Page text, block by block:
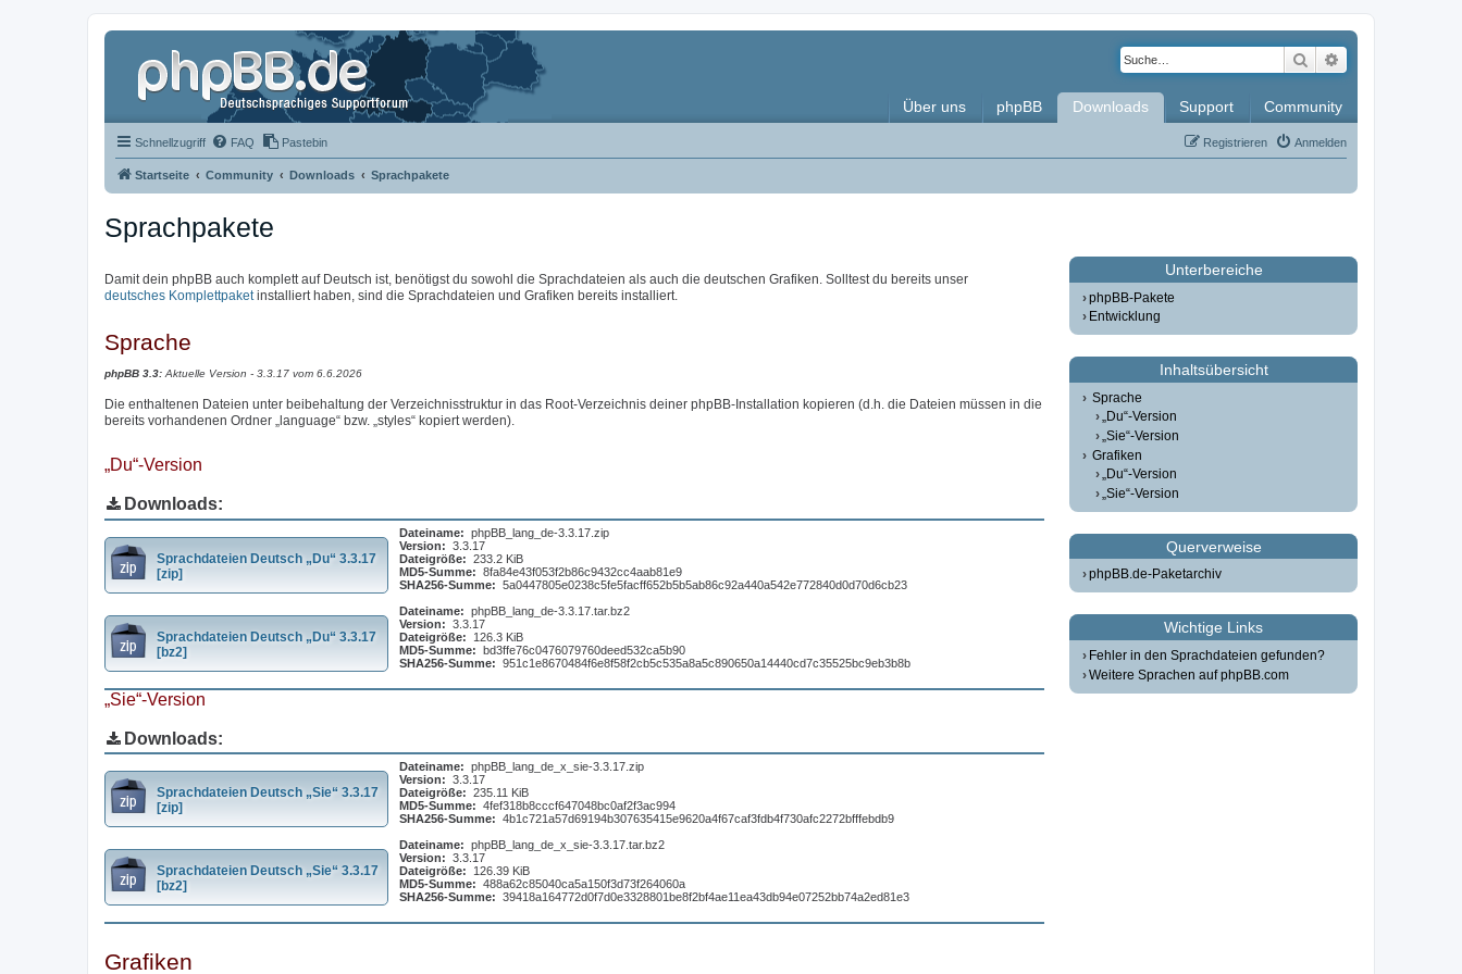
Suche
Über uns phpBB Downloads Support Community
Schnellzugriff FAQ Pastebin Anmelden
Registrieren
Startseite Community Downloads Sprachpakete
Sprachpakete
Damit dein phpBB auch komplett auf Deutsch ist, benötigst du sowohl die Sprachdateien als auch die deutschen Grafiken. Solltest du bereits unser
deutsches Komplettpaketinstalliert haben, sind die Sprachdateien und Grafiken bereits installiert.
Sprache
phpBB 3.3:Aktuelle Version - 3.3.17 vom 6.6.2026
Die enthaltenen Dateien unter beibehaltung der Verzeichnisstruktur in das Root-Verzeichnis deiner phpBB-Installation kopieren (d.h. die Dateien müssen in die
bereits vorhandenen Ordner „language“ bzw. „styles“ kopiert werden).
„Du“-Version
Downloads:
Sprachdateien Deutsch „Du“ 3.3.17
[zip]
Dateiname: phpBB_lang_de-3.3.17.zip
Version: 3.3.17
Dateigröße: 233.2 KiB
MD5-Summe: 8fa84e43f053f2b86c9432cc4aab81e9
SHA256-Summe: 5a0447805e0238c5fe5facff652b5b5ab86c92a440a542e772840d0d70d6cb23
Sprachdateien Deutsch „Du“ 3.3.17
[bz2]
Dateiname: phpBB_lang_de-3.3.17.tar.bz2
Version: 3.3.17
Dateigröße:
126.3 KiB
MD5-Summe: bd3ffe76c0476079760deed532ca5b90
SHA256-Summe: 951c1e8670484f6e8f58f2cb5c535a8a5c890650a14440cd7c35525bc9eb3b8b
„Sie“-Version
Downloads:
Sprachdateien Deutsch „Sie“ 3.3.17
[zip]
Dateiname: phpBB_lang_de_x_sie-3.3.17.zip
Version: 3.3.17
Dateigröße: 235.11 KiB
MD5-Summe: 4fef318b8cccf647048bc0af2f3ac994
SHA256-Summe: 4b1c721a57d69194b307635415e9620a4f67caf3fdb4f730afc2272bfffebdb9
Sprachdateien Deutsch „Sie“ 3.3.17
[bz2]
Dateiname: phpBB_lang_de_x_sie-3.3.17.tar.bz2
Version: 3.3.17
Dateigröße:
126.39 KiB
MD5-Summe: 488a62c85040ca5a150f3d73f264060a
SHA256-Summe: 39418a164772d0f7d0e3328801be8f2bf4ae11ea43db94e07252bb74a2ed81e3
Grafiken
Unterbereiche
phpBB-Pakete
Entwicklung
Inhaltsübersicht
Sprache
„Du“-Version
„Sie“-Version
Grafiken
„Du“-Version
„Sie“-Version
Querverweise
phpBB.de-Paketarchiv
Wichtige Links
Fehler in den Sprachdateien gefunden?
Weitere Sprachen auf phpBB.com